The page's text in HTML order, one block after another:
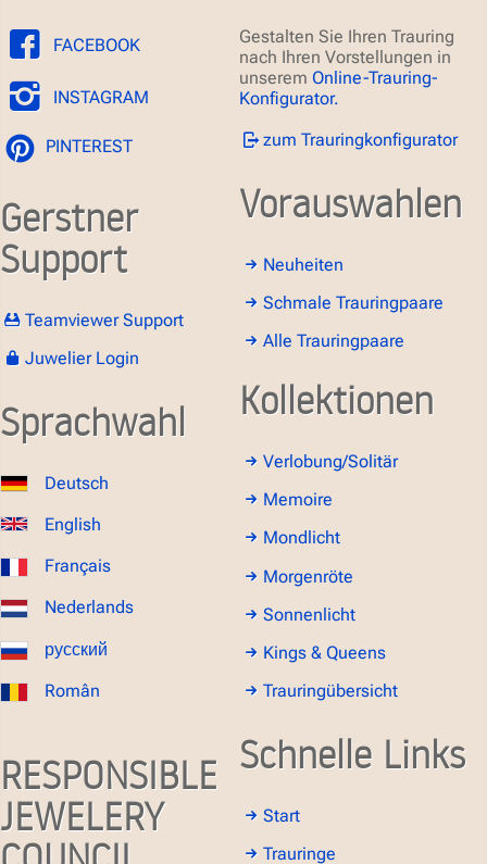
FACEBOOK
INSTAGRAM
PINTEREST
Gerstner
Support
Teamviewer Support
Juwelier Login
Sprachwahl
Deutsch
English
Français
Nederlands
русский
Român
RESPONSIBLE
JEWELERY
Gestalten Sie Ihren Trauring
nach Ihren Vorstellungen in
unserem Online-Trauring-
Konfigurator.
zum Trauringkonfigurator
Vorauswahlen
Neuheiten
Schmale Trauringpaare
Alle Trauringpaare
Kollektionen
Verlobung/Solitär
Memoire
Mondlicht
Morgenröte
Sonnenlicht
Kings & Queens
Trauringübersicht
Schnelle Links
Start
Trauringe